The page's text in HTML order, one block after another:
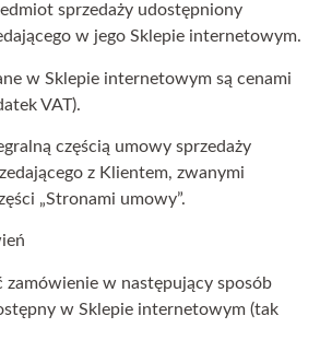
sprzedaży udostępniony
w jego Sklepie internetowym.
w Sklepie internetowym są cenami
VAT).
częścią umowy sprzedaży
z Klientem, zwanymi
„Stronami umowy”.
zamówienie w następujący sposób
w Sklepie internetowym (tak